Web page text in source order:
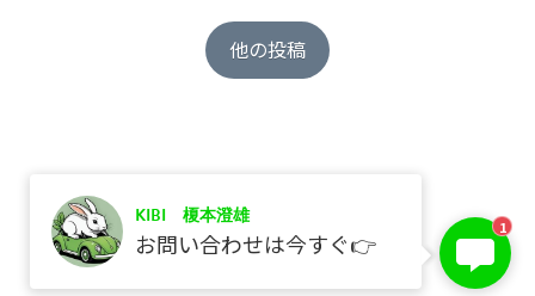
他の投稿
©2017 kibi inc.（株式会社 kibi）
KIBI 榎本澄雄
お問い合わせは今すぐ👉
1